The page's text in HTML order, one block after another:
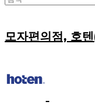
모자편의점, 호